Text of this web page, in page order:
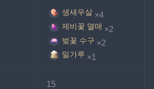
생새우살 ×4
제비꽃 열매 ×2
벚꽃 수구 ×2
밀가루 ×1
15